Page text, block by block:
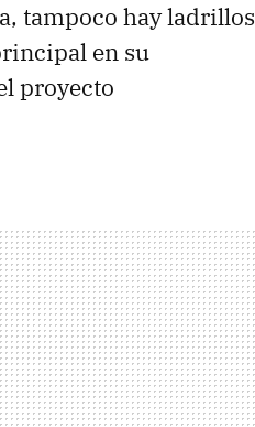
tampoco hay ladrillos
en su
proyecto